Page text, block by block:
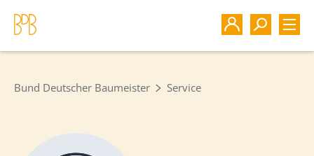
Bund Deutscher Baumeister Service